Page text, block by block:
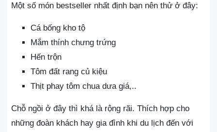
Một số món bestseller nhất định bạn nên thử ở đây:
Cá bống kho tộ
Mắm thính chưng trứng
Hến trộn
Tôm đất rang củ kiệu
Thịt phay tôm chua dưa giá,..
Chỗ ngồi ở đây thì khá là rộng rãi. Thích hợp cho
những đoàn khách hay gia đình khi du lịch đến với